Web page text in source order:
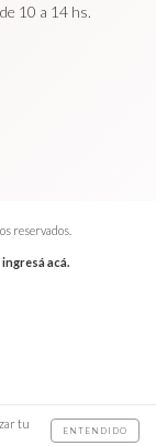
tu
ENTENDIDO
10 a 14 hs.
reservados.
ingresá acá.